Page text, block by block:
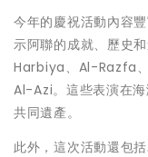
今年的慶祝活動內容
示阿聯的成就、歷史
Harbiya、Al-Razfa
Al-Azi。這些表演在
共同遺產。
此外，這次活動還包